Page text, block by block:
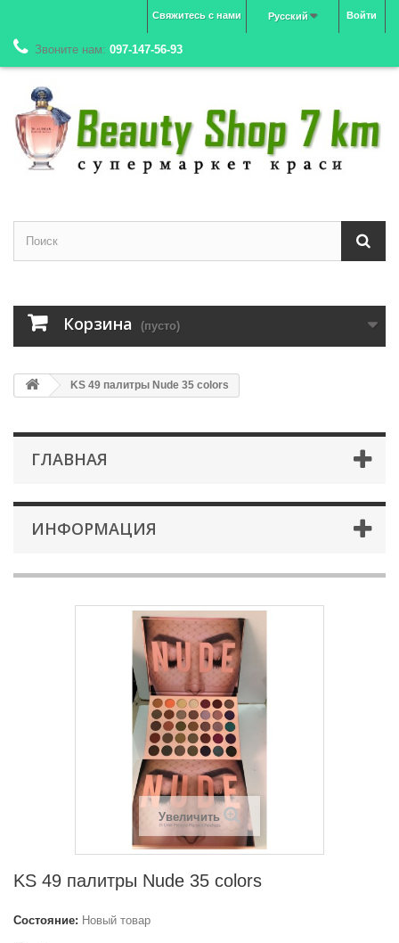
Войти
Русский
Свяжитесь с нами
Звоните нам: 097-147-56-93
Корзина (пусто)
KS 49 палитры Nude 35 colors
ГЛАВНАЯ
ИНФОРМАЦИЯ
Увеличить
KS 49 палитры Nude 35 colors
Состояние: Новый товар